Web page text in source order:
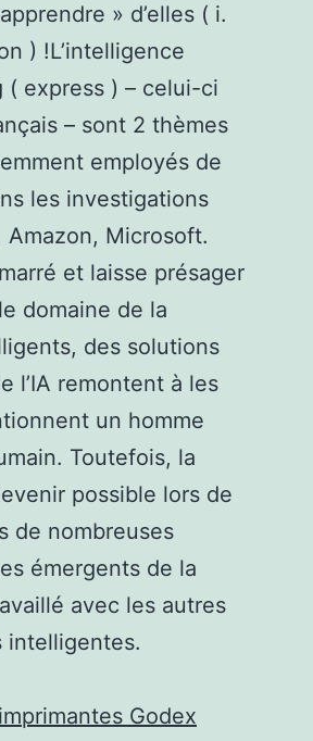
» d’elles ( i.
) !L’intelligence
( express ) – celui-ci
– sont 2 thèmes
employés de
les investigations
Amazon, Microsoft.
et laisse présager
domaine de la
des solutions
l’IA remontent à les
un homme
Toutefois, la
possible lors de
de nombreuses
émergents de la
avec les autres
intelligentes.
Godex